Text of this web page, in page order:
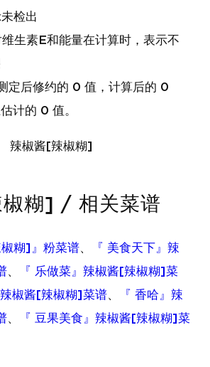
检出
维生素E和能量在计算时，表示不
定后修约的 0 值，计算后的 0
计的 0 值。
辣椒酱[辣椒糊]
糊] / 相关菜谱
椒糊]』粉菜谱、
『 美食天下』辣
、
『 乐做菜』辣椒酱[辣椒糊]菜
辣椒酱[辣椒糊]菜谱、
『 香哈』辣
、
『 豆果美食』辣椒酱[辣椒糊]菜